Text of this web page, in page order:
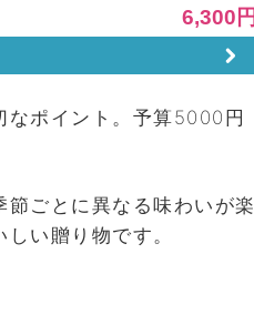
なポイント。予算5000円
ごとに異なる味わいが楽
い贈り物です。